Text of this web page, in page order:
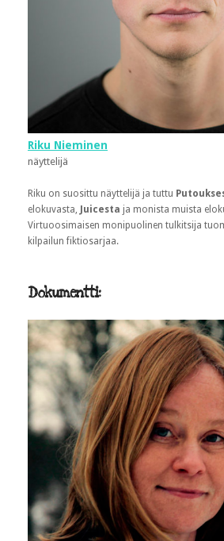
Riku Nieminen
näyttelijä
Riku on suosittu näyttelijä ja tuttu
elokuvasta,
Juicesta ja monista muista
Virtuoosimaisen monipuolinen tulkitsija
kilpailun fiktiosarjaa.
Dokumentti: